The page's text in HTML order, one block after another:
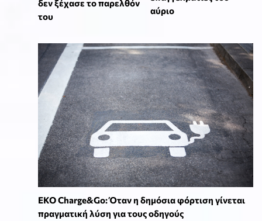
δεν ξέχασε το παρελθόν
του
αύριο
EKO Charge&Go: Όταν η δημόσια φόρτιση γίνεται
πραγματική λύση για τους οδηγούς